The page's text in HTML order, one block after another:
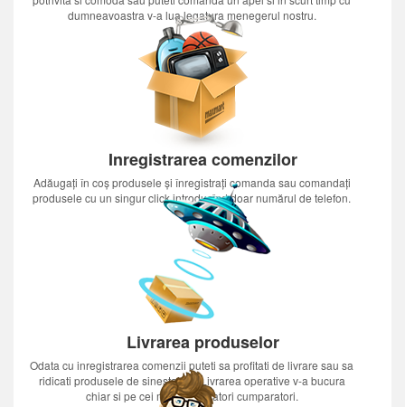
dumneavoastra v-a lua legatura menegerul nostru.
Inregistrarea comenzilor
Adăugați în coș produsele și înregistrați comanda sau comandați
produsele cu un singur click introducînd doar numărul de telefon.
Livrarea produselor
Odata cu inregistrarea comenzii puteti sa profitati de livrare sau sa
ridicati produsele de sinestatator.Livrarea operative v-a bucura
chiar si pe cei mai nerabdatori cumparatori.